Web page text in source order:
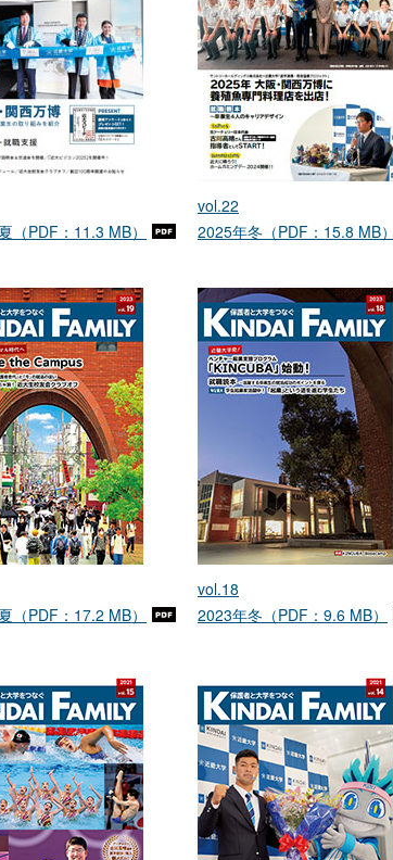
（PDF：11.3 MB）
vol.22
2025年冬（PDF：15.8 MB）
（PDF：17.2 MB）
vol.18
2023年冬（PDF：9.6 MB）